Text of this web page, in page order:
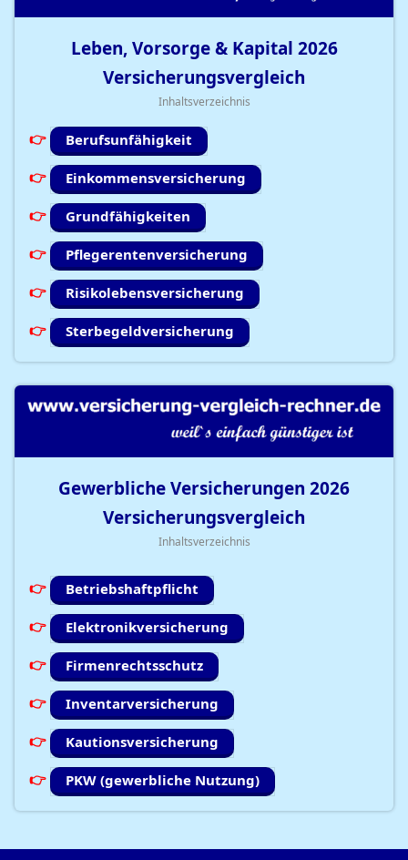
Leben, Vorsorge & Kapital 2026
Versicherungsvergleich
Inhaltsverzeichnis
Berufsunfähigkeit
Einkommensversicherung
Grundfähigkeiten
Pflegerentenversicherung
Risikolebensversicherung
Sterbegeldversicherung
Gewerbliche Versicherungen 2026
Versicherungsvergleich
Inhaltsverzeichnis
Betriebshaftpflicht
Elektronikversicherung
Firmenrechtsschutz
Inventarversicherung
Kautionsversicherung
PKW (gewerbliche Nutzung)